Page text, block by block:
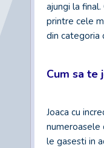
ajungi la
printre cele
din categoria
Cum sa te
Joaca cu
numeroasele
le gasesti in